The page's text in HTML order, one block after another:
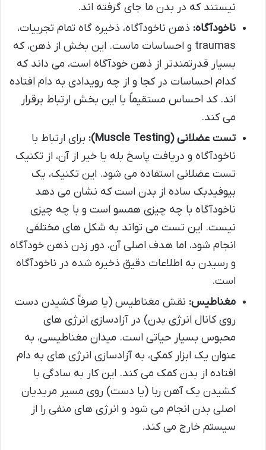
نیستند که در بدن ما جای گرفته اند.
ناخودآگاه: ذهن ناخودآگاه، ذخیره گاه تمام تجربیات،
traumas و احساسات ماست. این بخش از ذهن، که
بسیار قدرتمندتر از ذهن خودآگاه است، می داند که
کدام احساسات در کجا و از چه رویدادی به دام افتاده
اند. کد احساس مستقیماً با این بخش ارتباط برقرار
می کند.
تست عضلانی (Muscle Testing):
برای ارتباط با
ناخودآگاه و دریافت پاسخ بله یا خیر از آن، از تکنیک
تست عضلانی استفاده می شود. این تکنیک، یک
بیوفیدبک ساده از بدن است که نشان می دهد
ناخودآگاه با چه چیزی همسو است و با چه چیزی
نیست. این تست می تواند به شکل های مختلفی
انجام شود، اما هدف اصلی آن، دور زدن ذهن خودآگاه
و رسیدن به اطلاعات دقیق ذخیره شده در ناخودآگاه
است.
مغناطیس: نقش مغناطیس (یا صرفاً کشیدن دست
روی کانال انرژی بدن) در آزادسازی انرژی های
محبوس بسیار حیاتی است. میدان مغناطیسی، به
عنوان یک ابزار کمکی، به آزادسازی انرژی های به دام
افتاده از بدن کمک می کند. این کار به سادگی با
کشیدن یک آهن ربا (یا دست) روی مسیر مریدیان
اصلی بدن انجام می شود و انرژی های منفی را از
سیستم خارج می کند.